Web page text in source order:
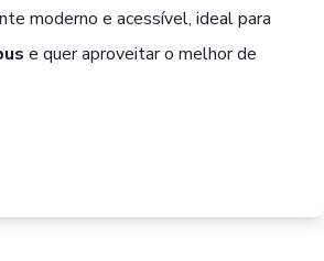
moderno e acessível, ideal para
e quer aproveitar o melhor de